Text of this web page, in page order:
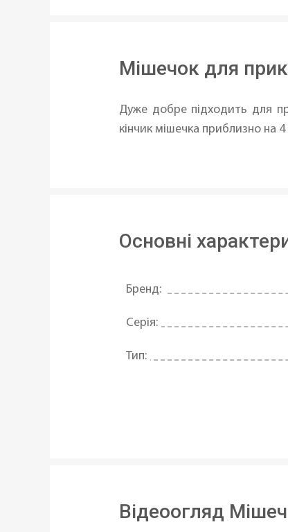
Мішечок для
Дуже добре підходить для
кінчик мішечка приблизно на
Основні
Бренд:
Серія:
Тип:
Відеоогляд